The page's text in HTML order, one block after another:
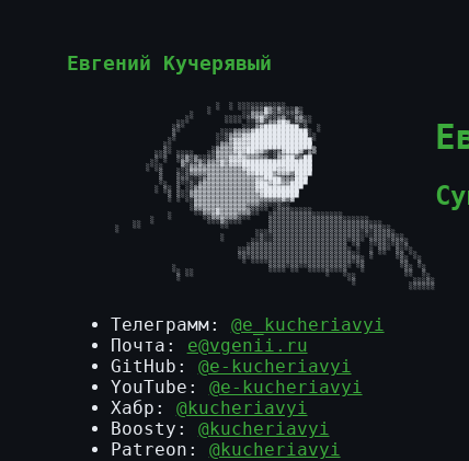
Евгений Кучерявый
                                  ░  ░ ░░░░░░░░░░░
                                ░         ░░░▓▒░▒░░░▒░
                            ░           ░░▒▒▒▒░░ ░░░░░
                           ░        ░░░░ ░░▒▓░░░▒▒  ▒▒░░
                         ░░                ░░░▒▒▓█▓░  ░
                        ░░              ░░░▒▓████████░░  ░
                        ░          ░░░▒▒▒▒▓████████████░
                        ░         ░ ░▒▒▒▓▓█████████████ ░
                       ░           ░░▒▓▓▓▓██████████████
                      ░           ░▒▒▒▓▓▓▓██████████████
                      ░░         ░▒▒▒▒▓▓▓██▓▓▒░░░▓███▓░░▒
                    ░░░  ░░░░   ░░▒▒▒▒▒▓▒▒▒▒░  ░▒▒▒▒▒  ▒
                    ░ ░  ░░▒░▒░░░░▒▒▒▓▓▓▓▒▒▒▒▒░░▒▓██░▒██
                   ░      ▒░░░▒░▒▒▒▓▒▓▓▓████████████████
                  ░ ░░    ░░▒▒▒▒▒▒▒▒▒▒▒▒▓▓██████▓▓██████
                     ░   ░ ░▒▒▒▒▒▒▒▒▒▒▒▒▒▓▓████▒▓▓▓▒████
                     ░   ░░░ ░░░▒▒▒▒▒▒▒▒▒▒▒▒▒██▒░░░░▓█▓
                     ░   ░░░░ ░▒▒▒▒▒▒▒▒▒▒▒▒▓▓▒▓██▒▒▒███
                      ░  ░  ░░▒▒▒▒▒▒▒▒▒▒▒▒▒▓██▒▓▒▒▒███
                    ░ ░░ ░ ░░▒▒▒▒▒▒▒▒▒▒▒▒▒▒▓▓████████
                       ░ ░░ ▒▒▒▒▒▒▒▒▒▒▒▒▒▒▒▒▓████████
                       ░ ░ ░░▒▒▒▒▒▒▒▒▒▒▒▒▒▒▒▒▒▒▒▒▓▒▓
                             ▒▒▒▒▒▒▒▒▒▒▒▒▒▒▒░░░░░
                            ░▒▒▒▒▒▒▒▒▒▒▒▒░░░░░  ░░░
                             ░░▒▒▒▓▒▒▒▒▒▒▒░░   ░░░░░░░░░
                       ░       ░░▒▒▒▒▒▒░░░    ░░░░░░░░░░░░░░░░░
                   ░            ░░░▒░░░░      ░░░░░░░░░░░░░░░░░░░░░░░
               ░░                  ░░         ░░░░░░░░░░░░░░░░░░░░░░░░░░
           ░                                  ░░░░░░░░░░░░░░░░░░░░░░░░░░░░
                                           ░░░░░░░░░░░░░░░░░░░░░░░░ ░ ░░░░░
                                   ░        ░  ░░░░░░░░░░░░░░░░░░░░░ ░░░░░░░░
                                          ░░░░░░░░░░░░░░░░░░░░░░ ░░  ░░░░ ░░░░
                                         ░░░░░░░░░░░░░░░░░░░░░░░  ░    ░░░ ░ ░
                                       ░░░░░░░░░░░░░░░░░░░░░░░░░░    ░ ░░  ░░ ░
                                       ░░░░░░░░░░░░░░░░░░░░░░░░░░░░  ░     ░░  ░
                                        ░ ░░░░░░░░░░░░░░░░░░░░░░░░░░        ░░  ░
                                              ░░░░░░░░░░░░░░░░░░░ ░░        ░░  ░
                        ░                     ░░░░ ░░  ░░░░░░░░░   ░         ░░  ░
                         ░ ░░                              ░   ░             ░░  ░
                         ░                                      ░░                ░
                                                                 ░             ░░░░░
                                                                              ░░░░░░
Телеграмм: @e_kucheriavyi
Почта: e@vgenii.ru
GitHub: @e-kucheriavyi
YouTube: @e-kucheriavyi
Хабр: @kucheriavyi
Boosty: @kucheriavyi
Patreon: @kucheriavyi